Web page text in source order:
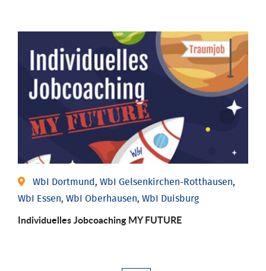
WbI Dortmund, WbI Gelsenkirchen-Rotthausen,
WbI Essen, WbI Oberhausen, WbI Duisburg
Individuelles Jobcoaching MY FUTURE